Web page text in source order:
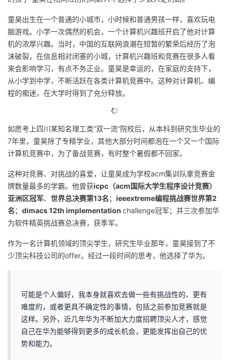
童昊出生在一个普通的小城市，小时候和普通男孩一样，喜欢玩电
脑游戏。小学一次偶然的机会，一个计算机兴趣班开启了他对计算
机的浓厚兴趣。当时，中国的互联网浪潮在短暂的繁荣后经历了泡
沫破裂，在信息相对闭塞的小城，计算机兴趣班和竞赛在很多人看
来会影响学习，有点不务正业。童昊是幸运的，在家庭的支持下，
从小学到中学，不断活跃在各类计算机竞赛中。这种对计算机、编
程的痴迷，在大学时得到了充分释放。
如愿考上四川某知名理工类“双一流”院校后，从本科到研究生毕业的
7年里，童昊除了专精学业，其他大部分时间都泡在一个又一个国际
计算机竞赛中，为了备战竞赛，有时整个暑假都不回家。
这种对竞赛、对挑战的喜爱，让童昊成为学校acm集训队拿竞赛金
牌数量最多的学霸。他曾获icpc（acm国际大学生程序设计竞赛）
亚洲区冠军、 世界总决赛第13名； ieeextreme编程挑战赛世界第2
名； dimacs 12th implementation challenge冠军；并三次参加华
为软件精英挑战赛总决赛，获季军。
作为一名计算机领域的顶尖学生，研究生毕业那年，童昊接到了不
少顶尖科技公司的offer。经过一段时间的思考，他选择了华为。
可能是个人偏好，我本身就喜欢去做一些有挑战性的、更有
难度的，或者更具不确定性的事情，包括之前参加竞赛就是
这样。另外，近几年华为不断加大力度招聘顶尖人才，感觉
自己在华为能够得到更多的成长机会，更能发挥出自己的优
势和能力。